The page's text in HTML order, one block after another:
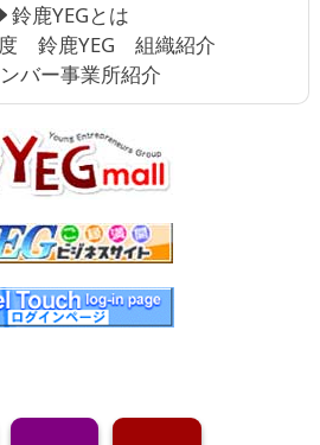
鈴鹿YEGとは
鈴鹿YEG 組織紹介
バー事業所紹介